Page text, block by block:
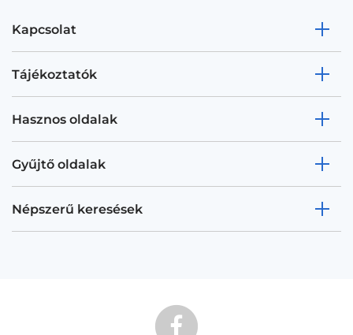
Kapcsolat
Tájékoztatók
Hasznos oldalak
Gyűjtő oldalak
Népszerű keresések